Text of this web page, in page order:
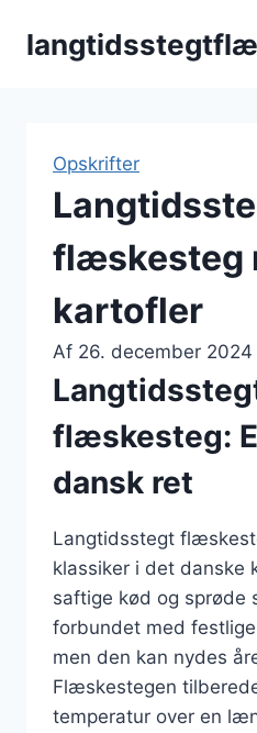
Opskrifter
flæskesteg
kartofler
Af 26. december 2024
flæskesteg:
dansk ret
Langtidsstegt
klassiker i det danske
saftige kød og sprøde
forbundet med
men den kan nydes
Flæskestegen
temperatur over en